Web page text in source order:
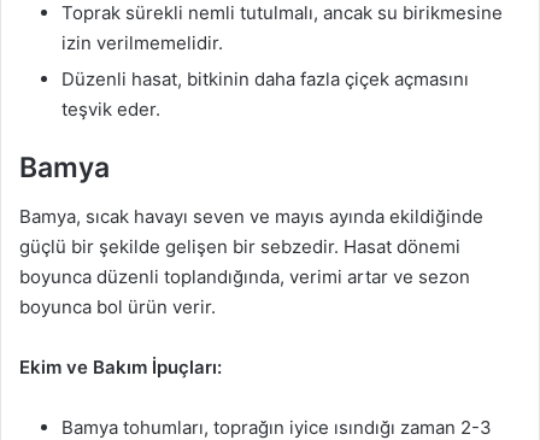
Toprak sürekli nemli tutulmalı, ancak su birikmesine
izin verilmemelidir.
Düzenli hasat, bitkinin daha fazla çiçek açmasını
teşvik eder.
Bamya
Bamya, sıcak havayı seven ve mayıs ayında ekildiğinde
güçlü bir şekilde gelişen bir sebzedir. Hasat dönemi
boyunca düzenli toplandığında, verimi artar ve sezon
boyunca bol ürün verir.
Ekim ve Bakım İpuçları:
Bamya tohumları, toprağın iyice ısındığı zaman 2-3